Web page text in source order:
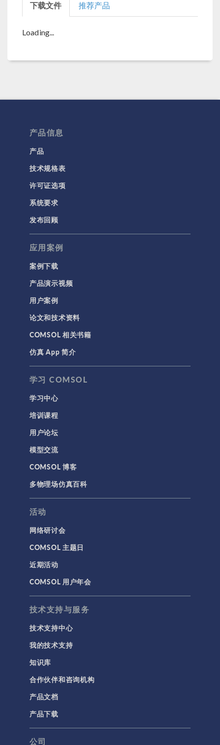
下载文件 推荐产品
Loading...
产品信息
产品
技术规格表
许可证选项
系统要求
发布回顾
应用案例
案例下载
产品演示视频
用户案例
论文和技术资料
COMSOL 相关书籍
仿真 App 简介
学习 COMSOL
学习中心
培训课程
用户论坛
模型交流
COMSOL 博客
多物理场仿真百科
活动
网络研讨会
COMSOL 主题日
近期活动
COMSOL 用户年会
技术支持与服务
技术支持中心
我的技术支持
知识库
合作伙伴和咨询机构
产品文档
产品下载
公司